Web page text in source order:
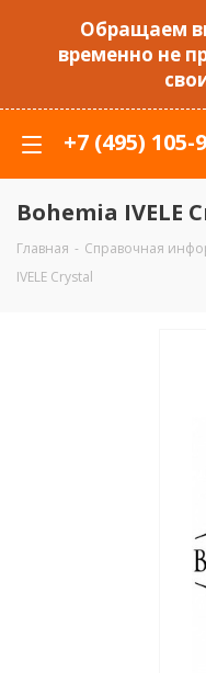
Обращаем
временно не
+7 (495) 105-
Bohemia IVELE
Главная - Справочная
IVELE Crystal